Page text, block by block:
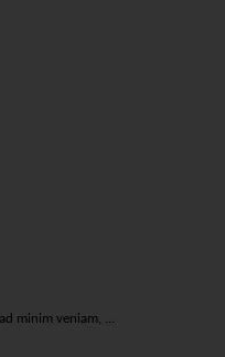
minim veniam, ...